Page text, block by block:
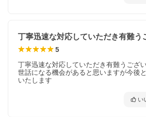
5
丁寧迅速な対応していただき有難うござ
世話になる機会があると思いますが今後
いたします
い